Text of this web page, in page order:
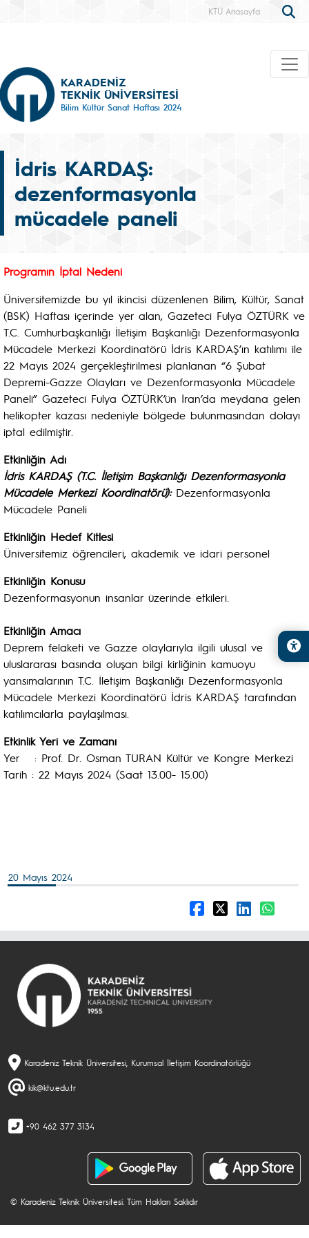
KTÜ Anasayfa
KARADENİZ
TEKNİK ÜNİVERSİTESİ
Bilim Kültür Sanat Haftası 2024
İdris KARDAŞ:
dezenformasyonla
mücadele paneli
Programın İptal Nedeni
Üniversitemizde bu yıl ikincisi düzenlenen Bilim, Kültür, Sanat
(BSK) Haftası içerinde yer alan, Gazeteci Fulya ÖZTÜRK ve
T.C. Cumhurbaşkanlığı İletişim Başkanlığı Dezenformasyonla
Mücadele Merkezi Koordinatörü İdris KARDAŞ’ın katılımı ile
22 Mayıs 2024 gerçekleştirilmesi planlanan “6 Şubat
Depremi-Gazze Olayları ve Dezenformasyonla Mücadele
Paneli” Gazeteci Fulya ÖZTÜRK’ün İran’da meydana gelen
helikopter kazası nedeniyle bölgede bulunmasından dolayı
iptal edilmiştir.
Etkinliğin Adı
İdris KARDAŞ (T.C. İletişim Başkanlığı Dezenformasyonla
Mücadele Merkezi Koordinatörü):Dezenformasyonla
Mücadele Paneli
Etkinliğin Hedef Kitlesi
Üniversitemiz öğrencileri, akademik ve idari personel
Etkinliğin Konusu
Dezenformasyonun insanlar üzerinde etkileri.
Etkinliğin Amacı
Deprem felaketi ve Gazze olaylarıyla ilgili ulusal ve
uluslararası basında oluşan bilgi kirliğinin kamuoyu
yansımalarının T.C. İletişim Başkanlığı Dezenformasyonla
Mücadele Merkezi Koordinatörü İdris KARDAŞ tarafından
katılımcılarla paylaşılması.
Etkinlik Yeri ve Zamanı
Yer : Prof. Dr. Osman TURAN Kültür ve Kongre Merkezi
Tarih : 22 Mayıs 2024 (Saat 13.00- 15.00)
20 Mayıs 2024
Karadeniz Teknik Üniversitesi, Kurumsal İletişim Koordinatörlüğü
kik@ktu.edu.tr
+90 462 377 3134
© Karadeniz Teknik Üniversitesi. Tüm Hakları Saklıdır